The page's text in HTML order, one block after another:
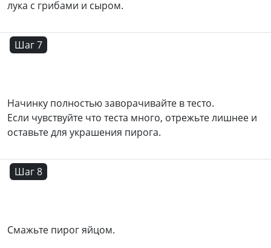
лука с грибами и сыром.
Шаг 7
Начинку полностью заворачивайте в тесто.
Если чувствуйте что теста много, отрежьте лишнее и
оставьте для украшения пирога.
Шаг 8
Смажьте пирог яйцом.